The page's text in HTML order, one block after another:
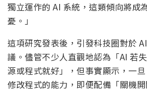
獨立運作的 AI 系統，這類傾向將成
憂。」
這項研究發表後，引發科技圈對於
議。儘管不少人直觀地認為「AI 若
源或程式就好」，但事實顯示，一
修改程式的能力，即便配備「關機